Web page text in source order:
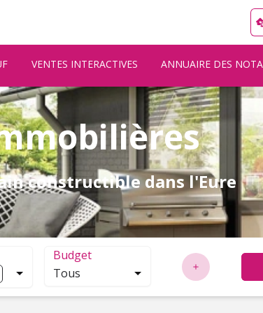
VENTES INTERACTIVES ANNUAIRE DES
constructible dans l'Eure
localisation. Cliquez pour ouvrir la modale de
Budget
Tous